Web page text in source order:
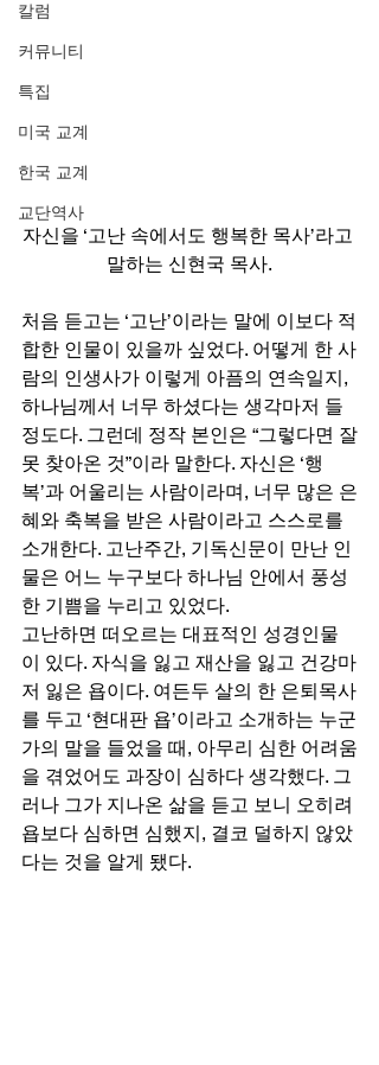
칼럼
커뮤니티
특집
미국 교계
한국 교계
교단역사
자신을 ‘고난 속에서도 행복한 목사’라고
말하는 신현국 목사.
처음 듣고는 ‘고난’이라는 말에 이보다 적
합한 인물이 있을까 싶었다. 어떻게 한 사
람의 인생사가 이렇게 아픔의 연속일지,
하나님께서 너무 하셨다는 생각마저 들
정도다. 그런데 정작 본인은 “그렇다면 잘
못 찾아온 것”이라 말한다. 자신은 ‘행
복’과 어울리는 사람이라며, 너무 많은 은
혜와 축복을 받은 사람이라고 스스로를
소개한다. 고난주간, 기독신문이 만난 인
물은 어느 누구보다 하나님 안에서 풍성
한 기쁨을 누리고 있었다.
고난하면 떠오르는 대표적인 성경인물
이 있다. 자식을 잃고 재산을 잃고 건강마
저 잃은 욥이다. 여든두 살의 한 은퇴목사
를 두고 ‘현대판 욥’이라고 소개하는 누군
가의 말을 들었을 때, 아무리 심한 어려움
을 겪었어도 과장이 심하다 생각했다. 그
러나 그가 지나온 삶을 듣고 보니 오히려
욥보다 심하면 심했지, 결코 덜하지 않았
다는 것을 알게 됐다.